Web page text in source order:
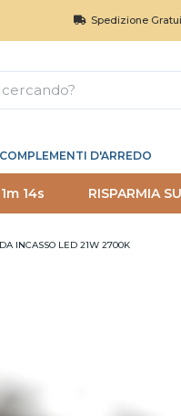
Spedizione Gratuita Per
COMPLEMENTI D'ARREDO
13s RISPARMIA
INCASSO LED 21W 2700K